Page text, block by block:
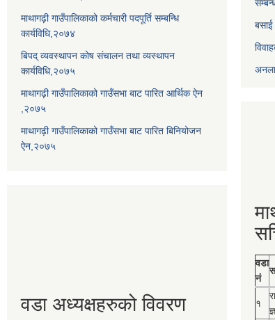
माथागढ़ी गाउँपालिकाको कर्मचारी पदपूर्ति सम्बन्धि
कार्यविधि,२०७४
बिपद् व्यवस्थापन कोष संचालन तथा व्यस्थापन
कार्यविधि,२०७५
माथागढ़ी गाउँपालिकाको गाउँसभा बाट पारित आर्थिक ऐन
,२०७५
माथागढ़ी गाउँपालिकाको गाउँसभा बाट पारित बिनियोजन
ऐन,२०७५
वडा अध्यक्षहरुको विवरण
बसाई
वडा
नं
१